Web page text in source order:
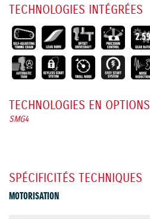
TECHNOLOGIES INTÉGRÉES
TECHNOLOGIES EN OPTIONS
SMG4
SPÉCIFICITÉS TECHNIQUES
MOTORISATION